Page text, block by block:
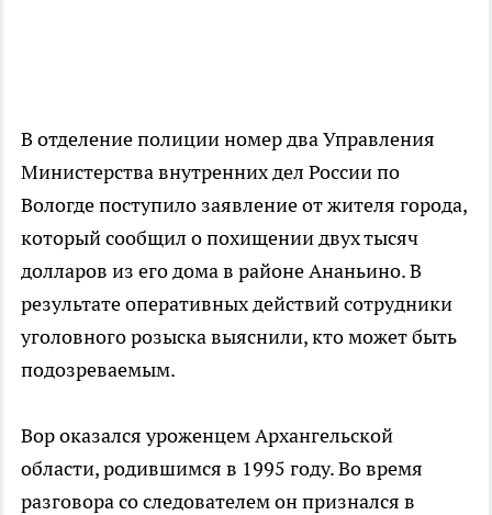
В отделение полиции номер два Управления
Министерства внутренних дел России по
Вологде поступило заявление от жителя города,
который сообщил о похищении двух тысяч
долларов из его дома в районе Ананьино. В
результате оперативных действий сотрудники
уголовного розыска выяснили, кто может быть
подозреваемым.
Вор оказался уроженцем Архангельской
области, родившимся в 1995 году. Во время
разговора со следователем он признался в